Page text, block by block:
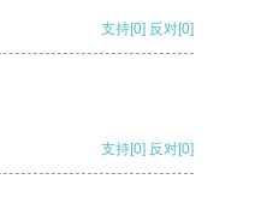
支持[0] 反对[0]
支持[0] 反对[0]